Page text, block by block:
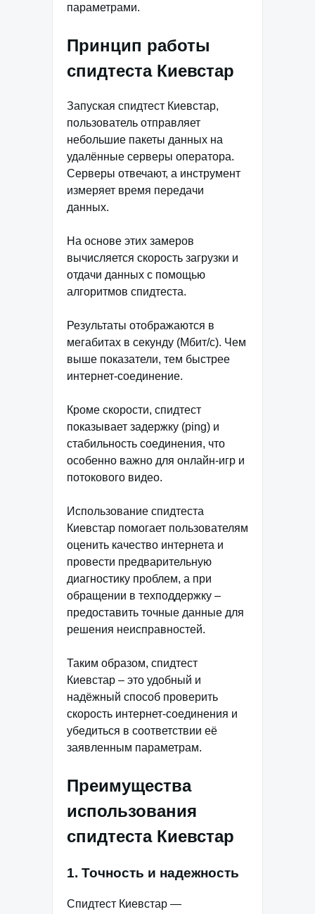
параметрами.
Принцип работы
спидтеста Киевстар
Запуская спидтест Киевстар,
пользователь отправляет
небольшие пакеты данных на
удалённые серверы оператора.
Серверы отвечают, а инструмент
измеряет время передачи
данных.
На основе этих замеров
вычисляется скорость загрузки и
отдачи данных с помощью
алгоритмов спидтеста.
Результаты отображаются в
мегабитах в секунду (Мбит/с). Чем
выше показатели, тем быстрее
интернет-соединение.
Кроме скорости, спидтест
показывает задержку (ping) и
стабильность соединения, что
особенно важно для онлайн-игр и
потокового видео.
Использование спидтеста
Киевстар помогает пользователям
оценить качество интернета и
провести предварительную
диагностику проблем, а при
обращении в техподдержку –
предоставить точные данные для
решения неисправностей.
Таким образом, спидтест
Киевстар – это удобный и
надёжный способ проверить
скорость интернет-соединения и
убедиться в соответствии её
заявленным параметрам.
Преимущества
использования
спидтеста Киевстар
1. Точность и надежность
Спидтест Киевстар —